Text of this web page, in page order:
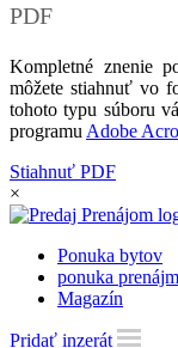
PDF
Kompletné znenie
môžete stiahnuť vo
tohoto typu súboru
programu Adobe
Stiahnuť PDF
×
Ponuka bytov
ponuka
Magazín
Pridať inzerát